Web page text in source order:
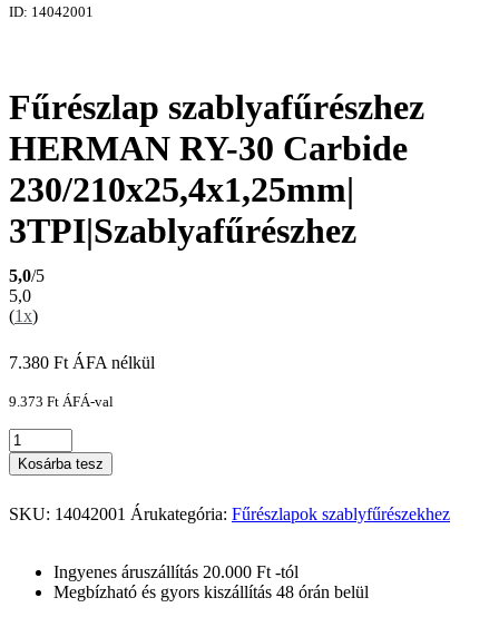
ID: 14042001
Fűrészlap szablyafűrészhez
HERMAN RY-30 Carbide
230/210x25,4x1,25mm|
3TPI|Szablyafűrészhez
5,0/5
5,0
(1x)
7.380 Ft ÁFA nélkül
9.373 Ft ÁFÁ-val
Kosárba tesz
SKU: 14042001 Árukategória: Fűrészlapok szablyfűrészekhez
Ingyenes áruszállítás 20.000 Ft -tól
Megbízható és gyors kiszállítás 48 órán belül